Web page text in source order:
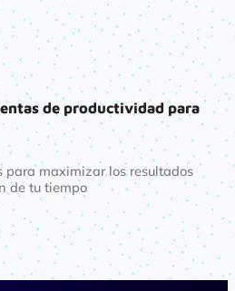
de productividad para
para maximizar los resultados
de tu tiempo